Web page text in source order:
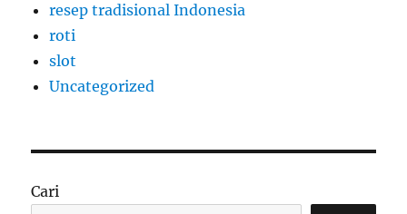
resep tradisional Indonesia
roti
slot
Uncategorized
Cari